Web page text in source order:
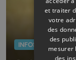
INFOS
et traiter
votre
des
des
mesurer
des